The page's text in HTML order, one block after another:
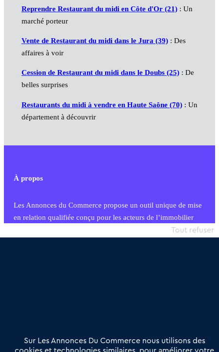
Reprendre Restaurant du midi en Côte d'Or (21): Un
marché porteur
Vente de Restaurant du midi dans le Jura (39): Des
affaires à voir
Cession de Restaurant du midi dans le Doubs (25): De
belles surprises
Restaurants du midi à vendre en Haute Saône (70): Un
département à découvrir
À propos
Les Annonces du Commerce propose un outil unique de mise
en relation qualifiée conçu pour les acteurs de l’immobilier
commercial et les collectivités territoriales, simple et intégrant
Offres Pro
Actualités
Qui sommes nous ?
Sur Les Annonces Du Commerce nous utilisons des
Tout refuser